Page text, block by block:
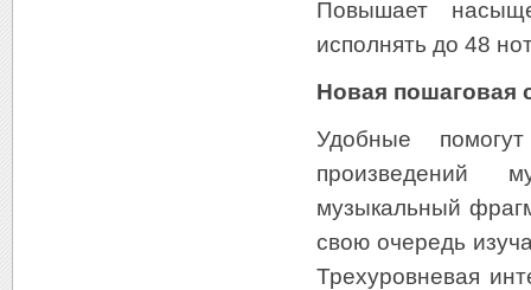
Повышает
исполнять до 48
Новая пошаговая
Удобные
произведений
музыкальный
свою очередь
Трехуровневая